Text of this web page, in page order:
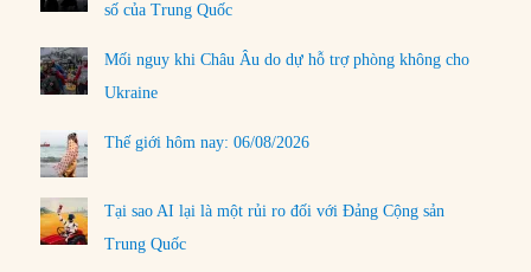
số của Trung Quốc
Mối nguy khi Châu Âu do dự hỗ trợ phòng không cho
Ukraine
Thế giới hôm nay: 06/08/2026
Tại sao AI lại là một rủi ro đối với Đảng Cộng sản
Trung Quốc